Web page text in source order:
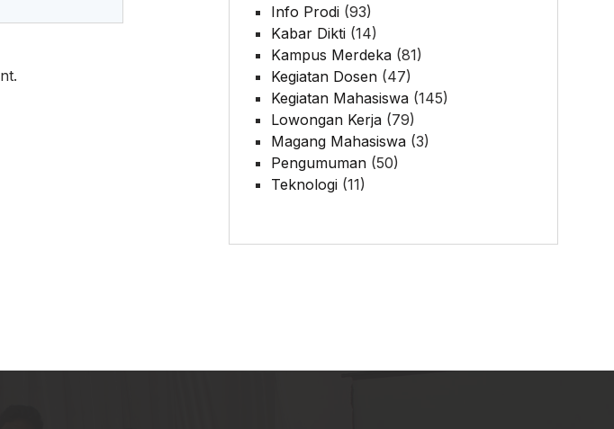
Info Prodi (93)
Kabar Dikti (14)
Kampus Merdeka (81)
Kegiatan Dosen (47)
Kegiatan Mahasiswa (145)
Lowongan Kerja (79)
Magang Mahasiswa (3)
Pengumuman (50)
Teknologi (11)